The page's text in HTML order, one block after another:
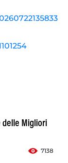
delle Migliori
7138